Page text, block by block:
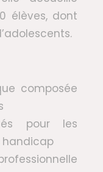
élèves, dont
composée
pour les